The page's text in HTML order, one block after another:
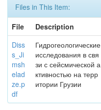
Files in This Item:
File
Description
Diss
s_Ji
msh
elad
ze.p
df
Гидрогеологические
исследования в свя
зи с сейсмической а
ктивностью на терр
итории Грузии